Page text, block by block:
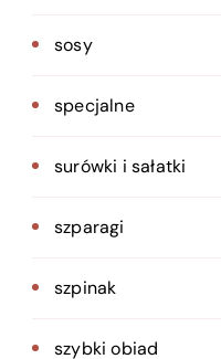
sosy
specjalne
surówki i sałatki
szparagi
szpinak
szybki obiad